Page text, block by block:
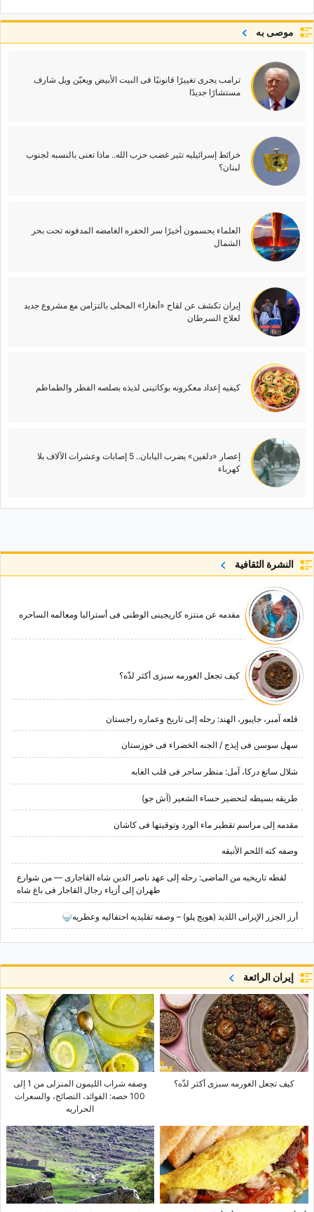
موصى به
ترامب یجری تغییرًا قانونیًا فی البیت الأبیض ویعیّن ویل شارف
مستشارًا جدیدًا
خرائط إسرائیلیه تثیر غضب حزب الله.. ماذا تعنی بالنسبه لجنوب
لبنان؟
العلماء یحسمون أخیرًا سر الحفره الغامضه المدفونه تحت بحر
الشمال
إیران تکشف عن لقاح «أنغارا» المحلی بالتزامن مع مشروع جدید
لعلاج السرطان
کیفیه إعداد معکرونه بوکاتینی لذیذه بصلصه الفطر والطماطم
إعصار «دلفین» یضرب الیابان.. 5 إصابات وعشرات الآلاف بلا
کهرباء
النشرة الثقافية
مقدمه عن منتزه کاریجینی الوطنی فی أسترالیا ومعالمه الساحره
کیف تجعل الغورمه سبزی أکثر لذّه؟
قلعه آمبر، جایبور، الهند: رحله إلى تاریخ وعماره راجستان
سهل سوسن فی إیذج / الجنه الخضراء فی خوزستان
شلال سانغ درکا، آمل: منظر ساحر فی قلب الغابه
طریقه بسیطه لتحضیر حساء الشعیر (آش جو)
مقدمه إلى مراسم تقطیر ماء الورد وتوقیتها فی کاشان
وصفه کته اللحم الأنیقه
لقطه تاریخیه من الماضی: رحله إلى عهد ناصر الدین شاه القاجاری — من شوارع
طهران إلى أزیاء رجال القاجار فی باغ شاه
أرز الجزر الإیرانی اللذیذ (هویج پلو) – وصفه تقلیدیه احتفالیه وعطریه🍚
إيران الرائعة
کیف تجعل الغورمه سبزی أکثر لذّه؟
وصفه شراب اللیمون المنزلی من 1 إلى
100 حصه: الفوائد، النصائح، والسعرات
الحراریه